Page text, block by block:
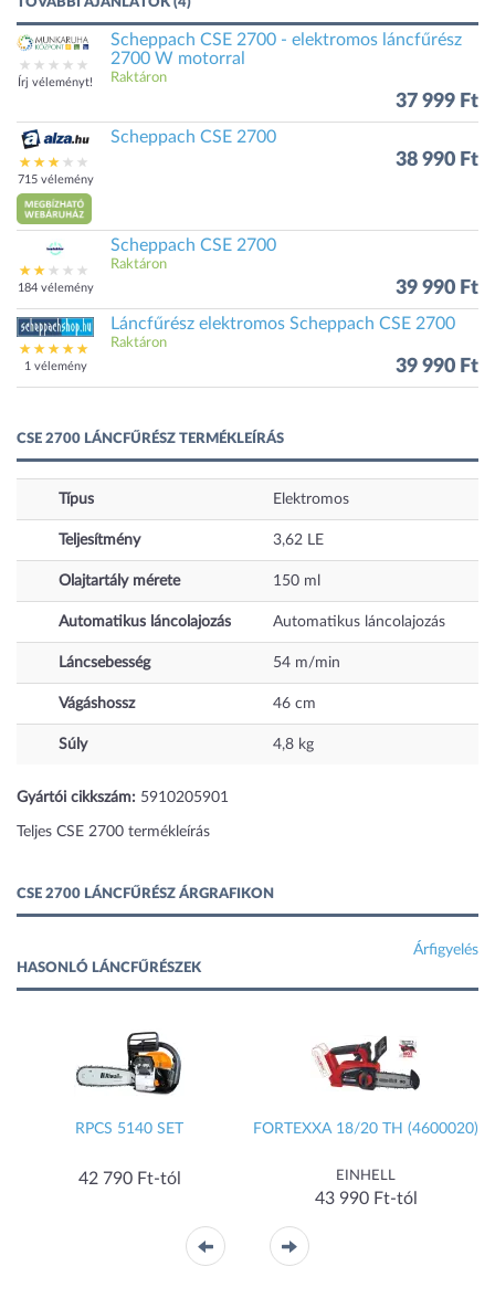
Írj véleményt!
Scheppach CSE 2700 - elektromos láncfűrész
2700 W motorral
Raktáron
37 999 Ft
715 vélemény
Scheppach CSE 2700
38 990 Ft
184 vélemény
Scheppach CSE 2700
Raktáron
39 990 Ft
1 vélemény
Láncfűrész elektromos Scheppach CSE 2700
Raktáron
39 990 Ft
CSE 2700 LÁNCFŰRÉSZ TERMÉKLEÍRÁS
Típus Elektromos
Teljesítmény 3,62 LE
Olajtartály mérete 150 ml
Automatikus láncolajozás Automatikus láncolajozás
Láncsebesség 54 m/min
Vágáshossz 46 cm
Súly 4,8 kg
Gyártói cikkszám: 5910205901
Teljes CSE 2700 termékleírás
CSE 2700 LÁNCFŰRÉSZ ÁRGRAFIKON
Árfigyelés
HASONLÓ LÁNCFŰRÉSZEK
RPCS 5140 SET
42 790 Ft-tól
FORTEXXA 18/20 TH (4600020)
EINHELL
43 990 Ft-tól